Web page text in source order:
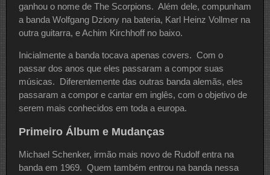
ganhou o nome de The Scorpions. Além dele, compunham
a banda Wolfgang Dziony na bateria, Karl Heinz Vollmer na
outra guitarra, e Achim Kirchhoff no baixo.
Inicialmente a banda tocava apenas covers. Com o
passar dos anos que eles passaram a compor suas
músicas. Diferentemente das outras banda alemãs, eles
passaram a compor e cantar em inglês, com o objetivo de
serem mais conhecidos em toda a europa.
Primeiro Álbum e Mudanças
Michael Schenker, irmão mais novo de Rudolf entra na
banda em 1969. Quem também entrou na banda nessa